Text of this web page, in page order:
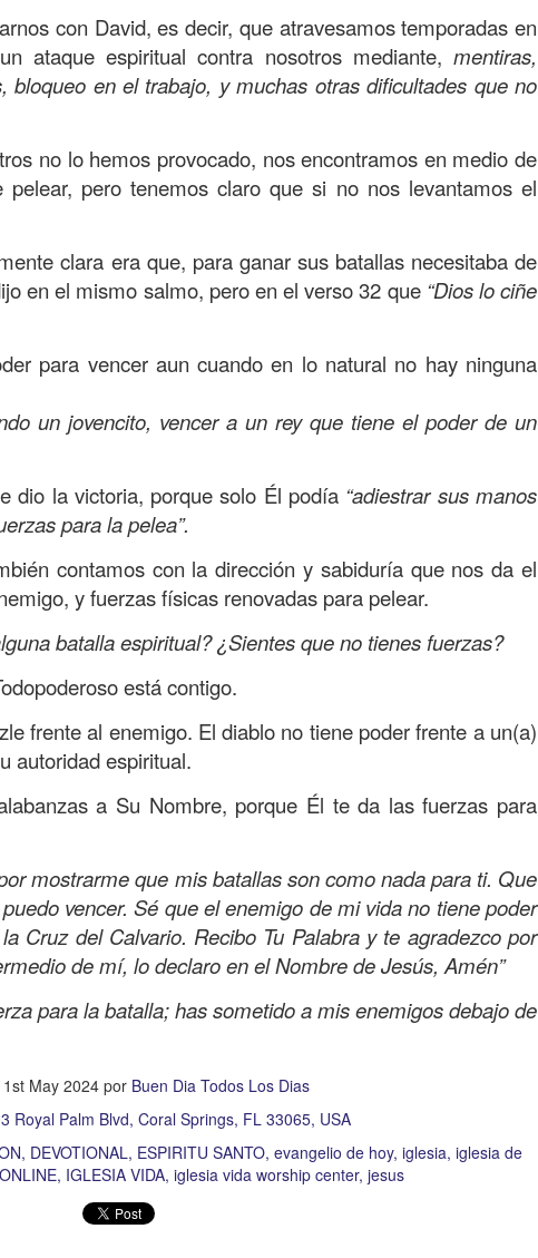
con David, es decir, que atravesamos temporadas en
ataque espiritual contra nosotros mediante, mentiras,
bloqueo en el trabajo, y muchas otras dificultades que no
no lo hemos provocado, nos encontramos en medio de
pero tenemos claro que si no nos levantamos el
clara era que, para ganar sus batallas necesitaba de
en el mismo salmo, pero en el verso 32 que “Dios lo ciñe
para vencer aun cuando en lo natural no hay ninguna
un jovencito, vencer a un rey que tiene el poder de un
dio la victoria, porque solo Él podía “adiestrar sus manos
para la pelea”.
contamos con la dirección y sabiduría que nos da el
y fuerzas físicas renovadas para pelear.
batalla espiritual? ¿Sientes que no tienes fuerzas?
está contigo.
frente al enemigo. El diablo no tiene poder frente a un(a)
autoridad espiritual.
a Su Nombre, porque Él te da las fuerzas para
mostrarme que mis batallas son como nada para ti. Que
vencer. Sé que el enemigo de mi vida no tiene poder
Cruz del Calvario. Recibo Tu Palabra y te agradezco por
de mí, lo declaro en el Nombre de Jesús, Amén”
para la batalla; has sometido a mis enemigos debajo de
1st May 2024por Buen Dia Todos Los Dias
Royal Palm Blvd, Coral Springs, FL 33065, USA
DEVOTIONAL ESPIRITU SANTO evangelio de hoy iglesia iglesia de
IGLESIA VIDA iglesia vida worship center jesus
son tus prioridades?, ¿En qué lugar está el amor hacia
a los romanos se conoce como la lista de los deberes
sabias y justas para llevar una vida correcta.
lo siguiente:“El amor sea sin fingimiento. Aborreced lo
(RVR1960)
con sinceridad, pero eso también significa que
una especie de impronta de amor en los corazones de
respetar a los seres amados.
la esencia de Dios; se alegra el corazón de los
aumentan los deseos de vivir, se revive el propósito de
hacer, desde perdonar hasta vivir unidos en familia
tu corazón hacia quienes consideras importantes en tu
de tener hogares a la manera de Dios y de amar como
has redimido, nos has restaurado y nos das propósito;
de mi vida sea el amor, aquel que es sin fingimiento,
me comprometo a amar sin condiciones; lo declaro en el
Aborreced lo malo, seguid lo bueno
Royal Palm Blvd, Coral Springs, FL 33065, USA
ESPÍRITU SANTO iglesia IGLESIA VIDA iglesia vida worship center
pastor pastor quintero vida VIDA WORSHIP CENTER
Samaritanos